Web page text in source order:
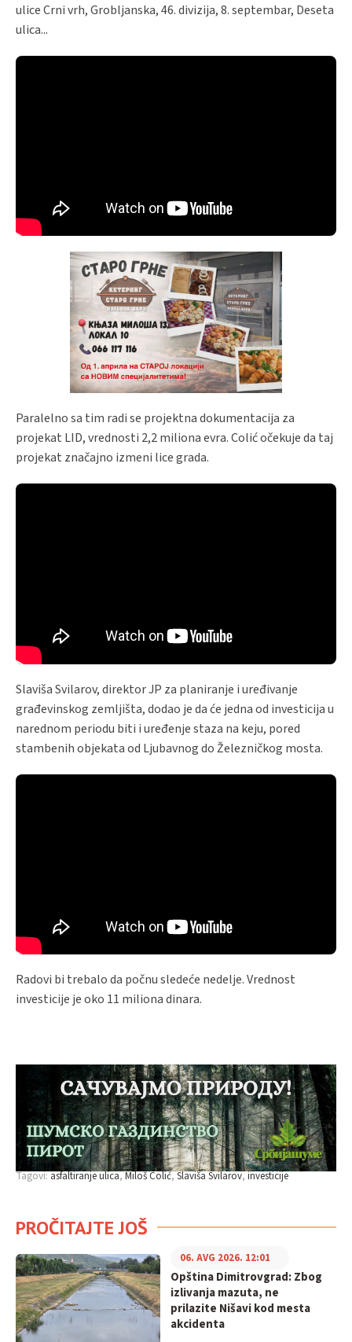
ulice Crni vrh, Grobljanska, 46. divizija, 8. septembar, Deseta
ulica...
Paralelno sa tim radi se projektna dokumentacija za
projekat LID, vrednosti 2,2 miliona evra. Colić očekuje da taj
projekat značajno izmeni lice grada.
Slaviša Svilarov, direktor JP za planiranje i uređivanje
građevinskog zemljišta, dodao je da će jedna od investicija u
narednom periodu biti i uređenje staza na keju, pored
stambenih objekata od Ljubavnog do Železničkog mosta.
Radovi bi trebalo da počnu sledeće nedelje. Vrednost
investicije je oko 11 miliona dinara.
Tagovi:asfaltiranje ulica Miloš Colić Slaviša Svilarov investicije
PROČITAJTE JOŠ
Opština Dimitrovgrad: Zbog
izlivanja mazuta, ne
prilazite Nišavi kod mesta
akcidenta
06. AVG 2026. 12:01